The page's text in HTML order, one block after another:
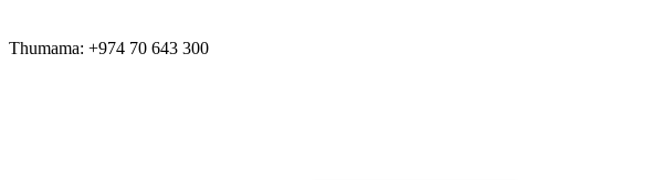
Thumama: +974 70 643 300